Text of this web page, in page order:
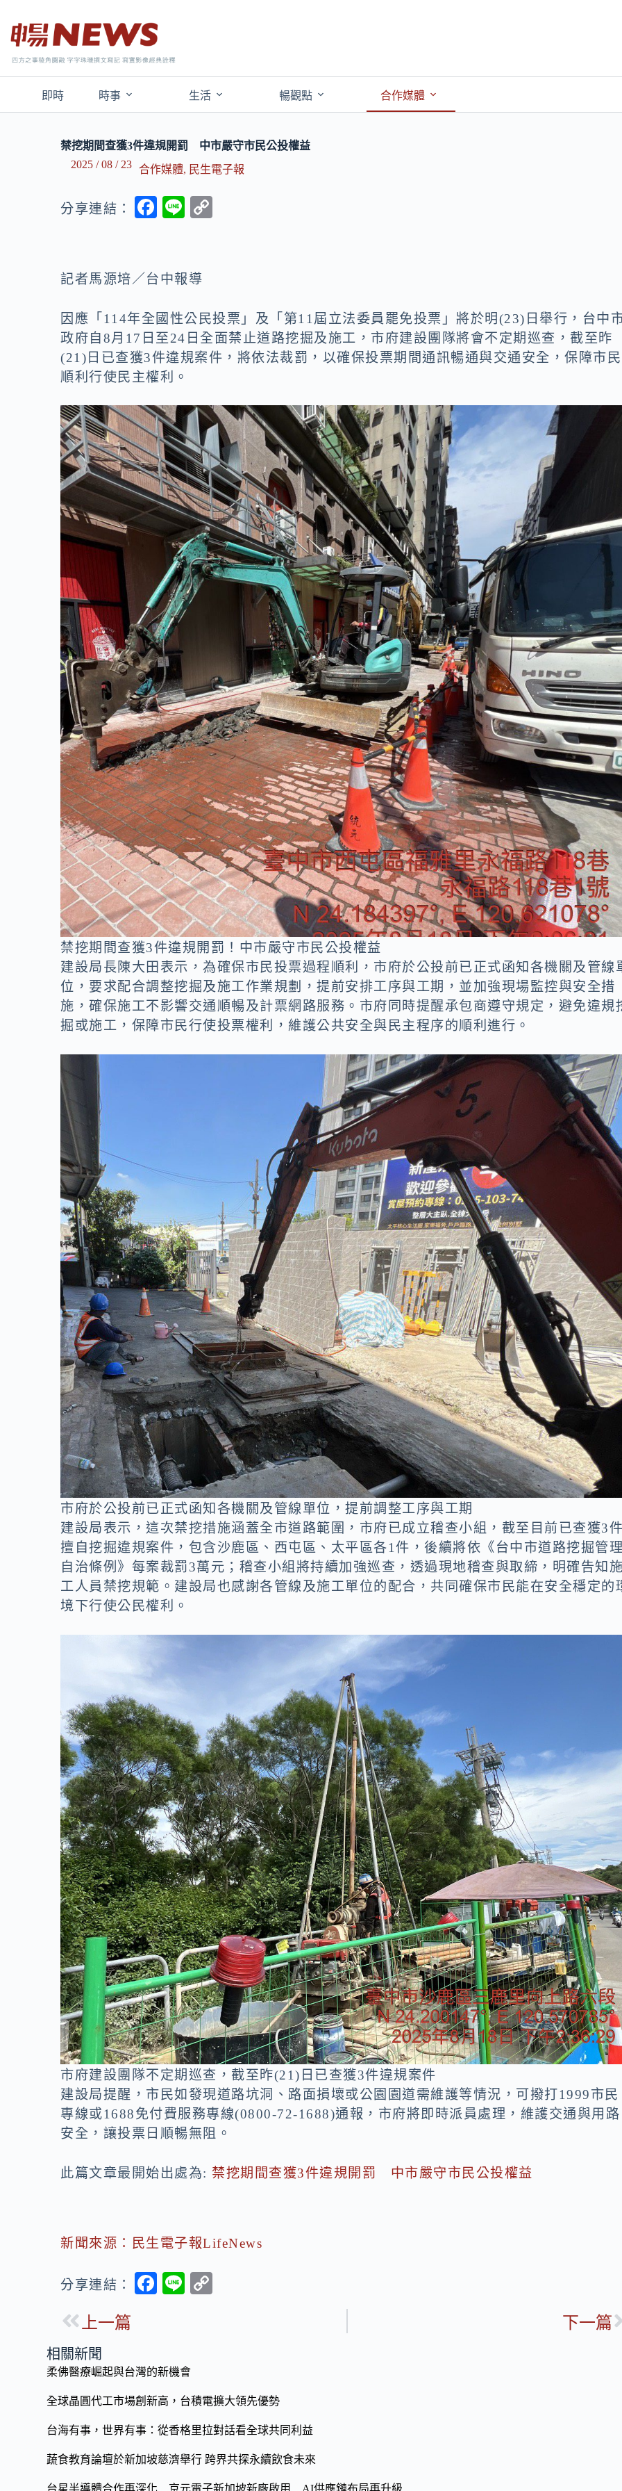
即時 時事 生活 暢觀點 合作媒體
禁挖期間查獲3件違規開罰 中市嚴守市民公投權益
2025 / 08 / 23
合作媒體, 民生電子報
分享連結：
F
b
o
k
Li
n
k
記者馬源培／台中報導
因應「114年全國性公民投票」及「第11屆立法委員罷免投票」將於明(23)日舉行，台中
政府自8月17日至24日全面禁止道路挖掘及施工，市府建設團隊將會不定期巡查，截至昨
(21)日已查獲3件違規案件，將依法裁罰，以確保投票期間通訊暢通與交通安全，保障市民
順利行使民主權利。
禁挖期間查獲3件違規開罰！中市嚴守市民公投權益
建設局長陳大田表示，為確保市民投票過程順利，市府於公投前已正式函知各機關及管線
位，要求配合調整挖掘及施工作業規劃，提前安排工序與工期，並加強現場監控與安全措
施，確保施工不影響交通順暢及計票網路服務。市府同時提醒承包商遵守規定，避免違規
掘或施工，保障市民行使投票權利，維護公共安全與民主程序的順利進行。
市府於公投前已正式函知各機關及管線單位，提前調整工序與工期
建設局表示，這次禁挖措施涵蓋全市道路範圍，市府已成立稽查小組，截至目前已查獲3
擅自挖掘違規案件，包含沙鹿區、西屯區、太平區各1件，後續將依《台中市道路挖掘管
自治條例》每案裁罰3萬元；稽查小組將持續加強巡查，透過現地稽查與取締，明確告知
工人員禁挖規範。建設局也感謝各管線及施工單位的配合，共同確保市民能在安全穩定的
境下行使公民權利。
市府建設團隊不定期巡查，截至昨(21)日已查獲3件違規案件
建設局提醒，市民如發現道路坑洞、路面損壞或公園園道需維護等情況，可撥打1999市民
專線或1688免付費服務專線(0800-72-1688)通報，市府將即時派員處理，維護交通與用路
安全，讓投票日順暢無阻。
此篇文章最開始出處為: 禁挖期間查獲3件違規開罰 中市嚴守市民公投權益
新聞來源：民生電子報LifeNews
分享連結：
F
o
o
Li
n
上一篇 下一篇
相關新聞
柔佛醫療崛起與台灣的新機會
全球晶圓代工市場創新高，台積電擴大領先優勢
台海有事，世界有事：從香格里拉對話看全球共同利益
蔬食教育論壇於新加坡慈濟舉行 跨界共探永續飲食未來
台星半導體合作再深化 京元電子新加坡新廠啟用 AI供應鏈布局再升級